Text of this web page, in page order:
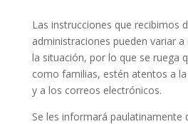
Las instrucciones que recibimos
administraciones pueden variar
la situación, por lo que se ruega
como familias, estén atentos a
y a los correos electrónicos.
Se les informará paulatinamente